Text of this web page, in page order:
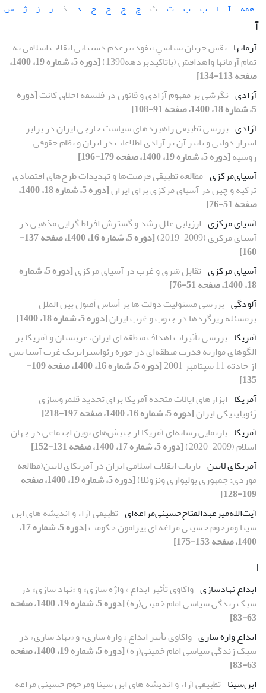
همه آ ا ب پ ت ث ج چ ح خ د ذ ر ز ژ س
آ
آرمانها نقش جریان شناسیِ «نفوذ»برعدم دستیابی انقلاب اسلامی به
تمام آرمانها واهدافش (باتاکیدبردهه1390)
[دوره 5، شماره 19، 1400،
صفحه 113-134]
آزادی نگرشی بر مفهوم آزادی و قانون در فلسفه اخلاق کانت[دوره
5، شماره 18، 1400، صفحه 91-108]
آزادی بررسی تطبیقی راهبردهای سیاست خارجی ایران در برابر
اسرار دولتی و تاثیر آن بر آزادی اطلاعات در ایران و نظام حقوقی
روسیه[دوره 5، شماره 19، 1400، صفحه 179-196]
آسیای‌مرکزی مطالعه تطبیقی فرصت‌ها و تهدیدات طرح‌های اقتصادی
ترکیه و چین در آسیای ‌مرکزی برای ایران
[دوره 5، شماره 18، 1400،
صفحه 51-76]
آسیای مرکزی ارزیابی علل رشد و گسترش افراط گرایی مذهبی در
آسیای مرکزی (2009-2019)
[دوره 5، شماره 16، 1400، صفحه 137-
160]
آسیای مرکزی تقابل شرق و غرب در آسیای مرکزی
[دوره 5، شماره
18، 1400، صفحه 51-76]
آلودگی بررسی مسئولیت دولت ها بر أساس أصول بین الملل
برمسئله ریزگردها در جنوب و غرب ایران[دوره 5، شماره 18، 1400]
آمریکا بررسی تأثیرات اهداف منطقه ای ایران، عربستان و آمریکا بر
الگوهای موازنة قدرت منطقه‌ای در حوزة ژئواستراتژیک غرب آسیا پس
از حادثة 11 سپتامبر 2001
[دوره 5، شماره 16، 1400، صفحه 109-
135]
آمریکا ابزارهای ایالات متحده آمریکا برای تحدید قلمروسازی
ژئوپلیتیکی ایران[دوره 5، شماره 16، 1400، صفحه 197-218]
آمریکا بازنمایی رسانه‌ای آمریکا از جنبش‌های نوین اجتماعی در جهان
اسلام (2009-2020)
[دوره 5، شماره 17، 1400، صفحه 131-152]
آمریکای لاتین بازتاب انقلاب اسلامی ایران در آمریکای لاتین(مطالعه
موردی: جمهوری بولیواری ونزوئلا)
[دوره 5، شماره 19، 1400، صفحه
109-128]
آیت‌الله‌میرعبدالفتاح‌حسینی‌مراغه‌ای تطبیقی آراء و اندیشه های ابن
سینا ومرحوم حسینی مراغه ای پیرامون حکومت
[دوره 5، شماره 17،
1400، صفحه 153-175]
ا
ابداع نهاد‌سازی واکاوی تأثیر ابداع « واژه سازی» و «نهاد سازی» در
سبک زندگی سیاسی امام خمینی(ره)
[دوره 5، شماره 19، 1400، صفحه
63-83]
ابداع واژه سازی واکاوی تأثیر ابداع « واژه سازی» و «نهاد سازی» در
سبک زندگی سیاسی امام خمینی(ره)
[دوره 5، شماره 19، 1400، صفحه
63-83]
ابن‌سینا تطبیقی آراء و اندیشه های ابن سینا ومرحوم حسینی مراغه